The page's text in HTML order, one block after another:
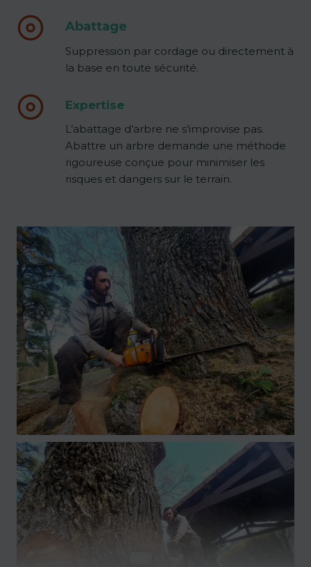
Abattage
Suppression par cordage ou directement à
la base en toute sécurité.
Expertise
L’abattage d’arbre ne s’improvise pas.
Abattre un arbre demande une méthode
rigoureuse conçue pour minimiser les
risques et dangers sur le terrain.
Content is collapsed. Activate the voir plus button to